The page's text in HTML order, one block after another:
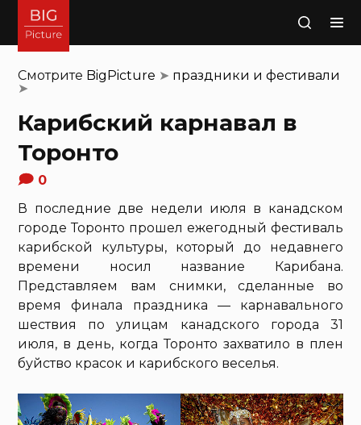
Поиск
Смотрите BigPicture ➤ праздники и фестивали
➤
Карибский карнавал в
Торонто
0
В последние две недели июля в канадском
городе Торонто прошел ежегодный фестиваль
карибской культуры, который до недавнего
времени носил название Карибана.
Представляем вам снимки, сделанные во
время финала праздника — карнавального
шествия по улицам канадского города 31
июля, в день, когда Торонто захватило в плен
буйство красок и карибского веселья.